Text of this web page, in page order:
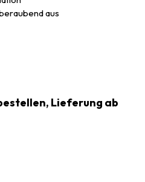
aus
Lieferung ab